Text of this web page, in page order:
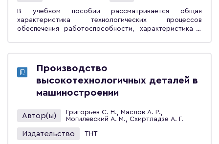
В учебном пособии рассматривается общая
характеристика технологических процессов
обеспечения работоспособности, характеристика и
технического обслуживания и ремонта агрегатов и
систем автомобиля, организация и типизация
технологических процессов, особенности технологии
и организации технической эксплуатации
автомобилей, использующих альтернативные виды
топлив.Предназначено для студентов вузов,
обучающихся по направлению «Конструкторско-
технологическое обеспечение машиностроительных
Производство
высокотехнологичных деталей в
машиностроении
Автор(ы)
Григорьев С. Н., Маслов А. Р.,
Могилевский А. М., Схиртладзе А. Г.
Издательство ТНТ